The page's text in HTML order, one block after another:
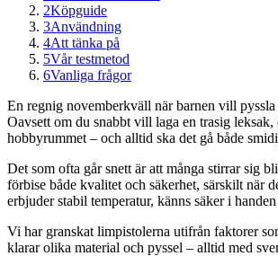
2Köpguide
3Användning
4Att tänka på
5Vår testmetod
6Vanliga frågor
En regnig novemberkväll när barnen vill
Oavsett om du snabbt vill laga en trasig
hobbyrummet – och alltid ska det gå både
Det som ofta går snett är att många stirrar sig
förbise både kvalitet och säkerhet, särskilt när
erbjuder stabil temperatur, känns säker i
Vi har granskat limpistolerna utifrån faktorer
klarar olika material och pyssel – alltid med